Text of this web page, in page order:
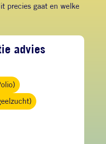
precies gaat en welke
advies